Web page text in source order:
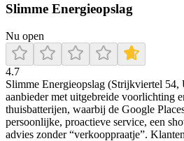
Slimme Energieopslag
Nu open
4.7
Slimme Energieopslag (Strijkviertel 54,
aanbieder met uitgebreide voorlichting
thuisbatterijen, waarbij de Google
persoonlijke, proactieve service, een
advies zonder “verkooppraatje”.